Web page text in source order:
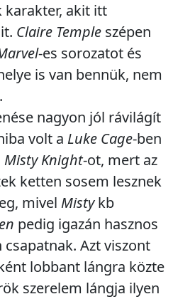
karakter, akit itt
Claire Temple szépen
-es sorozatot és
is van bennük, nem
nagyon jól rávilágít
volt a Luke Cage-ben
Misty Knight-ot, mert az
ketten sosem lesznek
mivel Mistykb
pedig igazán hasznos
Azt viszont
lobbant lángra közte
szerelem lángja ilyen